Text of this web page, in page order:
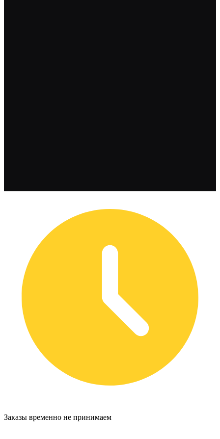
Заказы временно не принимаем